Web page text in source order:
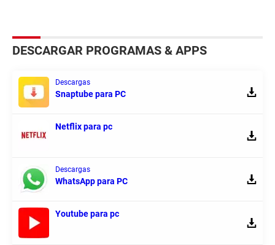
DESCARGAR PROGRAMAS & APPS
Descargas
Snaptube para PC
Netflix para pc
Descargas
WhatsApp para PC
Youtube para pc